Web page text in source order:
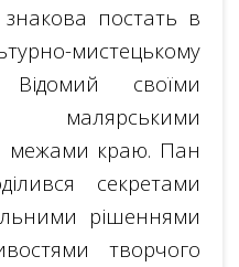
постать в
мистецькому
Відомий своїми
малярськими
межами краю. Пан
секретами
рішеннями
творчого